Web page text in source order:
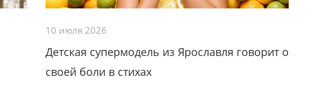
10 июля 2026
Детская супермодель из Ярославля говорит о
своей боли в стихах